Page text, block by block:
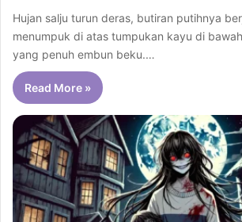
Hujan salju turun deras, butiran putihnya
menumpuk di atas tumpukan kayu di
yang penuh embun beku.…
Read More »